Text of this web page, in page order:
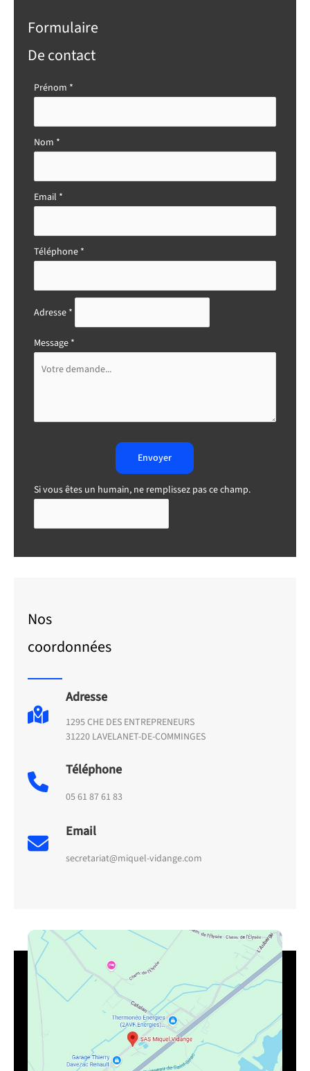
Formulaire
De contact
Formulaire
avec
téléphone
Prénom *
Nom *
Email *
Téléphone *
Adresse *
Message *
Envoyer
Si vous êtes un humain, ne remplissez pas ce champ.
Nos
coordonnées
Adresse
1295 CHE DES ENTREPRENEURS
31220 LAVELANET-DE-COMMINGES
Téléphone
05 61 87 61 83
Email
secretariat@miquel-vidange.com